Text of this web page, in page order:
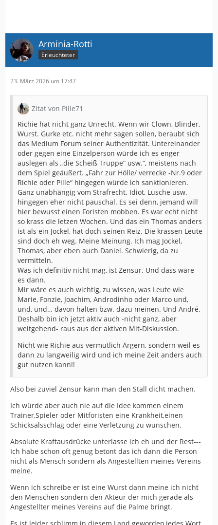
Arminia-Rotti
Erleuchteter
23. März 2026 um 17:47
Zitat von Pille71
Richie hat nicht ganz Unrecht. Wenn wir Clown, Blinder,
Wurst. Gurke etc. nicht mehr sagen sollen, beraubt sich
das Medium Forum seiner Authentizität. Untereinander
oder gegen eine Einzelperson würde ich es enger
auslegen als „die Scheiß Truppe“ usw.“, meistens nach
dem Spiel geäußert. „Fahr zur Hölle/ verrecke -Nr.9 oder
Richie oder Pille“ hingegen würde ich sanktionieren.
Ganz unabhängig vom Strafrecht. Idiot, Lusche usw.
hingegen eher nicht pauschal. Es sei denn, jemand will
hier bewusst einen Foristen mobben. Es war echt nicht
so krass die letzen Wochen. Und das ein Thomas anders
ist als ein Jockel, hat doch seinen Reiz. Die krassen Leute
sind doch eh weg. Meine Meinung. Ich mag Jockel,
Thomas, aber eben auch Daniel. Schwierig, da zu
vermitteln.
Was ich definitiv nicht mag, ist Zensur. Und dass wäre
es dann.
Mir wäre es auch wichtig, zu wissen, was Leute wie
Marie, Fonzie, Joachim, Androdinho oder Marco und,
und, und… davon halten bzw. dazu meinen. Und André.
Deshalb bin ich jetzt aktiv auch -nicht ganz, aber
weitgehend- raus aus der aktiven Mit-Diskussion.
Nicht wie Richie aus vermutlich Ärgern, sondern weil es
dann zu langweilig wird und ich meine Zeit anders auch
gut nutzen kann!!
Also bei zuviel Zensur kann man den Stall dicht machen.
Ich würde aber auch nie auf die Idee kommen einem
Trainer,Spieler oder Mitforisten eine Krankheit,einen
Schicksalsschlag oder eine Verletzung zu wünschen.
Absolute Kraftausdrücke unterlasse ich eh und der Rest---
Ich habe schon oft genug betont das ich dann die Person
nicht als Mensch sondern als Angestellten meines Vereins
meine.
Wenn ich schreibe er ist eine Wurst dann meine ich nicht
den Menschen sondern den Akteur der mich gerade als
Angestellter meines Vereins auf die Palme bringt.
Es ist leider schlimm in diesem Land geworden,jedes Wort